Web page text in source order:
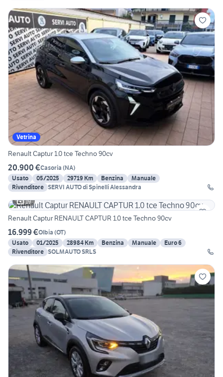
Vetrina
Renault Captur 1.0 tce Techno 90cv
20.900 €Casoria (NA)
Usato
05/2025 29719 Km Benzina
Manuale
Rivenditore SERVI AUTO di Spinelli Alessandra
19
Renault Captur RENAULT CAPTUR 1.0 tce Techno 90cv
16.999 €Olbia (OT)
Usato
01/2025 28984 Km Benzina Manuale
Euro 6
Rivenditore SOLMAUTO SRLS